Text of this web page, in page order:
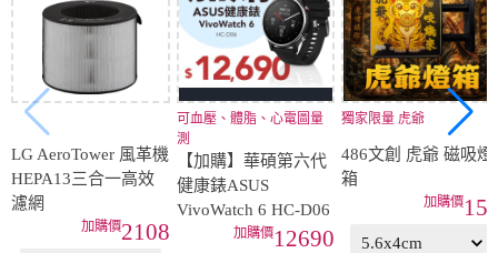
LG AeroTower 風革機
HEPA13三合一高效
濾網
2108
可血壓、體脂、心電圖量
測
【加購】華碩第六代
健康錶ASUS
VivoWatch 6 HC-D06
12690
獨家限量 虎爺
486文創 虎爺 磁吸燈
箱